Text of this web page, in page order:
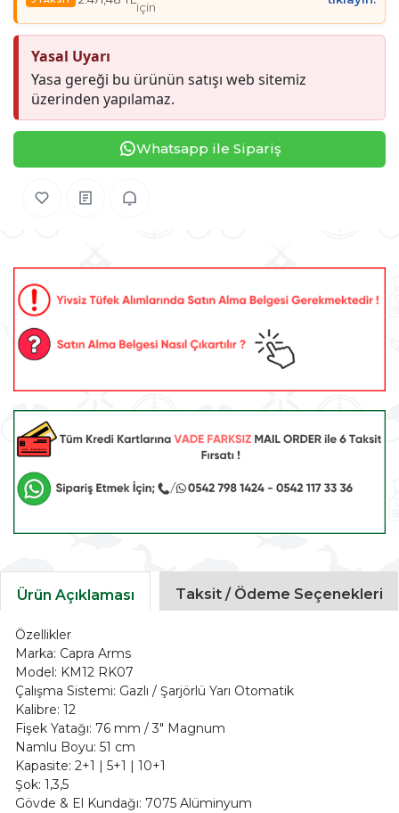
için
Yasal Uyarı
Yasa gereği bu ürünün satışı web sitemiz
üzerinden yapılamaz.
Whatsapp ile Sipariş
Ürün Açıklaması Taksit / Ödeme Seçenekleri
Özellikler
Marka: Capra Arms
Model: KM12 RK07
Çalışma Sistemi: Gazlı / Şarjörlü Yarı Otomatik
Kalibre: 12
Fişek Yatağı: 76 mm / 3" Magnum
Namlu Boyu: 51 cm
Kapasite: 2+1 | 5+1 | 10+1
Şok: 1,3,5
Gövde & El Kundağı: 7075 Alüminyum